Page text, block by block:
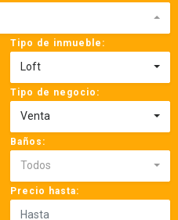
Tipo de inmueble:
Loft
Tipo de negocio:
Venta
Baños:
Todos
Precio hasta: